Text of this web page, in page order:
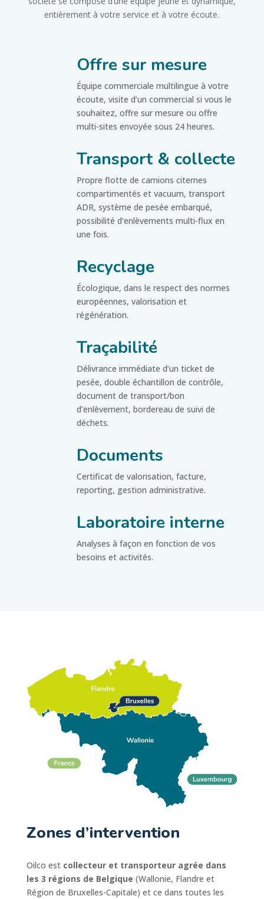
entièrement à votre service et à votre écoute.
Offre sur mesure
Équipe commerciale multilingue à votre
écoute, visite d’un commercial si vous le
souhaitez, offre sur mesure ou offre
multi-sites envoyée sous 24 heures.
Transport & collecte
Propre flotte de camions citernes
compartimentés et vacuum, transport
ADR, système de pesée embarqué,
possibilité d’enlèvements multi-flux en
une fois.
Recyclage
Écologique, dans le respect des normes
européennes, valorisation et
régénération.
Traçabilité
Délivrance immédiate d’un ticket de
pesée, double échantillon de contrôle,
document de transport/bon
d’enlèvement, bordereau de suivi de
déchets.
Documents
Certificat de valorisation, facture,
reporting, gestion administrative.
Laboratoire interne
Analyses à façon en fonction de vos
besoins et activités.
Zones d’intervention
Oilco est collecteur et transporteur agrée dans
les 3 régions de Belgique (Wallonie, Flandre et
Région de Bruxelles-Capitale) et ce dans toutes les